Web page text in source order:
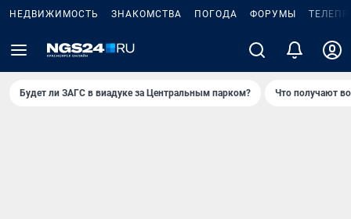
НЕДВИЖИМОСТЬ ЗНАКОМСТВА ПОГОДА ФОРУМЫ
Будет ли ЗАГС в виадуке за Центральным парком? Что получают